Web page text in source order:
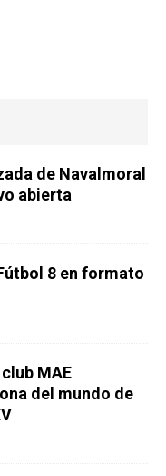
de Navalmoral
abierta
8 en formato
MAE
del mundo de